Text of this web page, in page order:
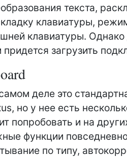
текста,
клавиатуры,
клавиатуры.
придется загрузить
деле это
но у нее есть
попробовать и на
функции
по типу,